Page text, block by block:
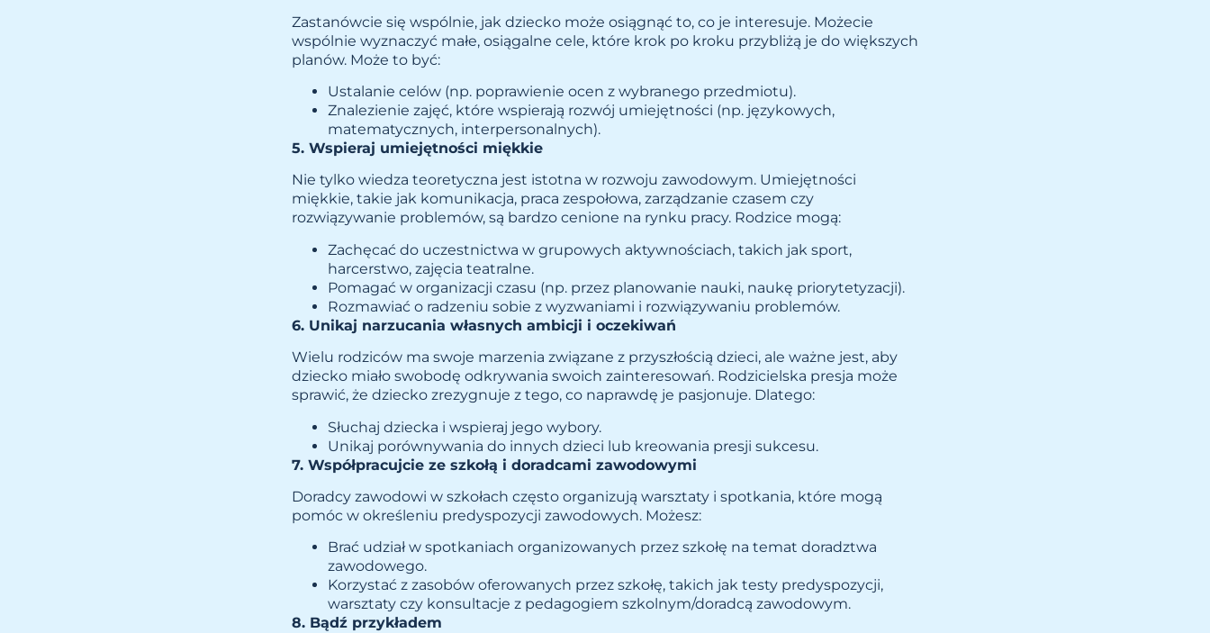
Zastanówcie się wspólnie, jak dziecko może osiągnąć to, co je interesuje. Możecie
wspólnie wyznaczyć małe, osiągalne cele, które krok po kroku przybliżą je do większych
planów. Może to być:
Ustalanie celów (np. poprawienie ocen z wybranego przedmiotu).
Znalezienie zajęć, które wspierają rozwój umiejętności (np. językowych,
matematycznych, interpersonalnych).
5. Wspieraj umiejętności miękkie
Nie tylko wiedza teoretyczna jest istotna w rozwoju zawodowym. Umiejętności
miękkie, takie jak komunikacja, praca zespołowa, zarządzanie czasem czy
rozwiązywanie problemów, są bardzo cenione na rynku pracy. Rodzice mogą:
Zachęcać do uczestnictwa w grupowych aktywnościach, takich jak sport,
harcerstwo, zajęcia teatralne.
Pomagać w organizacji czasu (np. przez planowanie nauki, naukę priorytetyzacji).
Rozmawiać o radzeniu sobie z wyzwaniami i rozwiązywaniu problemów.
6. Unikaj narzucania własnych ambicji i oczekiwań
Wielu rodziców ma swoje marzenia związane z przyszłością dzieci, ale ważne jest, aby
dziecko miało swobodę odkrywania swoich zainteresowań. Rodzicielska presja może
sprawić, że dziecko zrezygnuje z tego, co naprawdę je pasjonuje. Dlatego:
Słuchaj dziecka i wspieraj jego wybory.
Unikaj porównywania do innych dzieci lub kreowania presji sukcesu.
7. Współpracujcie ze szkołą i doradcami zawodowymi
Doradcy zawodowi w szkołach często organizują warsztaty i spotkania, które mogą
pomóc w określeniu predyspozycji zawodowych. Możesz:
Brać udział w spotkaniach organizowanych przez szkołę na temat doradztwa
zawodowego.
Korzystać z zasobów oferowanych przez szkołę, takich jak testy predyspozycji,
warsztaty czy konsultacje z pedagogiem szkolnym/doradcą zawodowym.
8. Bądź przykładem